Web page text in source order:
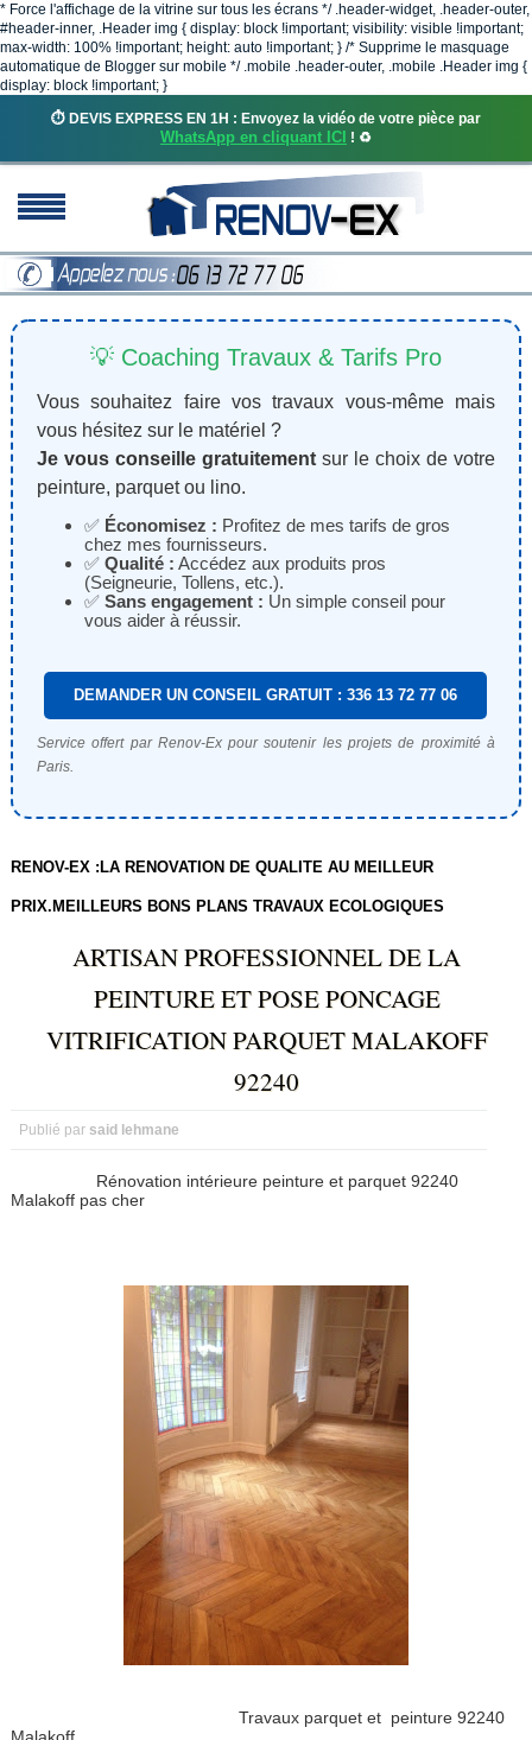
* Force l'affichage de la vitrine sur tous les écrans */ .header-widget, .header-outer,
#header-inner, .Header img { display: block !important; visibility: visible !important;
max-width: 100% !important; height: auto !important; } /* Supprime le masquage
automatique de Blogger sur mobile */ .mobile .header-outer, .mobile .Header img {
display: block !important; }
⏱️ DEVIS EXPRESS EN 1H : Envoyez la vidéo de votre pièce par
WhatsApp en cliquant ICI ! ♻️
💡 Coaching Travaux & Tarifs Pro
Vous souhaitez faire vos travaux vous-même mais
vous hésitez sur le matériel ?
Je vous conseille gratuitementsur le choix de votre
peinture, parquet ou lino.
✅ Économisez : Profitez de mes tarifs de gros
chez mes fournisseurs.
✅ Qualité : Accédez aux produits pros
(Seigneurie, Tollens, etc.).
✅ Sans engagement : Un simple conseil pour
vous aider à réussir.
DEMANDER UN CONSEIL GRATUIT : 336 13 72 77 06
Service offert par Renov-Ex pour soutenir les projets de proximité à
Paris.
RENOV-EX :LA RENOVATION DE QUALITE AU MEILLEUR
PRIX.MEILLEURS BONS PLANS TRAVAUX ECOLOGIQUES
ARTISAN PROFESSIONNEL DE LA
PEINTURE ET POSE PONCAGE
VITRIFICATION PARQUET MALAKOFF
92240
Publié par said lehmane
Rénovation intérieure peinture et parquet 92240
Malakoff pas cher
Travaux parquet et peinture 92240